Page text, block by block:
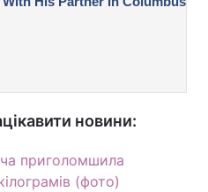
новини:
приголомшила
(фото)